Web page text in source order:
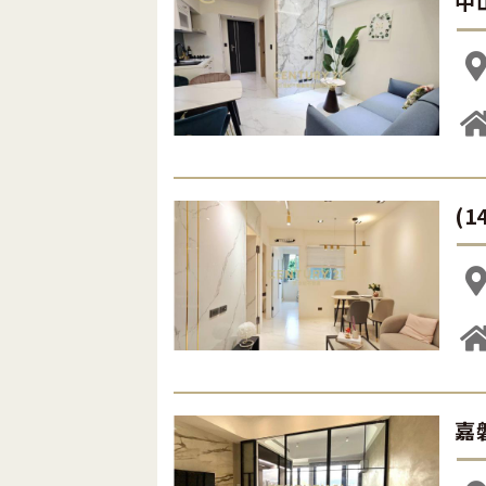
嘉